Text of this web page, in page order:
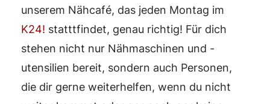
unserem Nähcafé, das jeden Montag im
K24! statttfindet, genau richtig! Für dich
stehen nicht nur Nähmaschinen und -
utensilien bereit, sondern auch Personen,
die dir gerne weiterhelfen, wenn du nicht